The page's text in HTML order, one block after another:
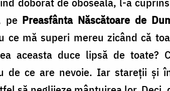
pe Preasfânta Născătoare de
ce mă superi mereu zicând că
aceasta duce lipsă de
de ce are nevoie. Iar stareții și